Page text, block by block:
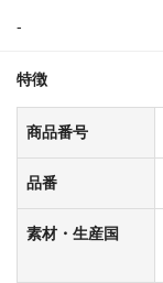
-
特徴
商品番号
品番
素材・生産国